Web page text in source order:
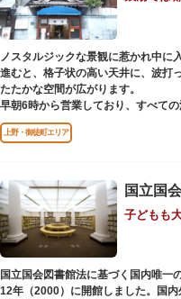
ノスタルジックな景観に惹かれ中に
進むと、格子状の高い天井に、波打
たたかな空間が広がります。
早朝6時から営業しており、すべて
す。常連の方々を魅了するのは早朝
の懐かしさでしょうか。
店頭の屋根瓦や格子型天井等も昭
りとご覧ください。
上野・御徒町エリア
子どもも
国立国会図書館法に基づく国内唯一
12年（2000）に開館しました。国内